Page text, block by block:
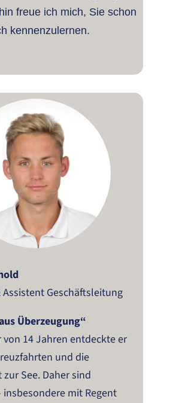
freue ich mich, Sie schon
kennenzulernen.
Assistent Geschäftsleitung
Überzeugung“
14 Jahren entdeckte er
und die
See. Daher sind
insbesondere mit Regent